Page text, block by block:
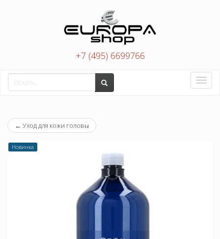
+7 (495) 6699766
Toggle
← Уход для кожи головы
Новинка